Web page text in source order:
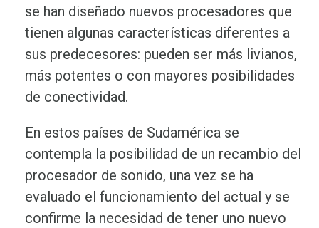
se han diseñado nuevos procesadores que
tienen algunas características diferentes a
sus predecesores: pueden ser más livianos,
más potentes o con mayores posibilidades
de conectividad.
En estos países de Sudamérica se
contempla la posibilidad de un recambio del
procesador de sonido, una vez se ha
evaluado el funcionamiento del actual y se
confirme la necesidad de tener uno nuevo